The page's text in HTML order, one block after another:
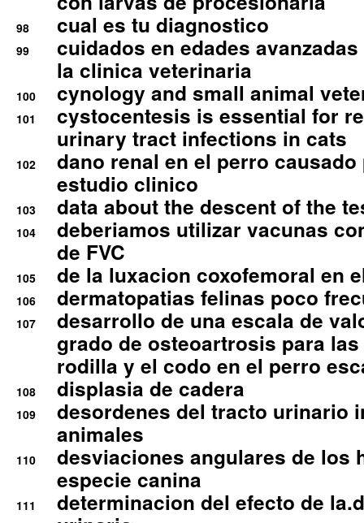
98 cual es tu diagnostico
99
cuidados en edades
la clinica veterinaria
100 cynology and small animal
101
cystocentesis is essential for
urinary tract infections in cats
102
dano renal en el perro
estudio clinico
103 data about the descent of the
104
deberiamos utilizar vacunas
de FVC
105 de la luxacion coxofemoral en
106 dermatopatias felinas poco
107
desarrollo de una escala de
grado de osteoartrosis para
rodilla y el codo en el perro
108 displasia de cadera
109
desordenes del tracto urinario
animales
110
desviaciones angulares de los
especie canina
111
determinacion del efecto de